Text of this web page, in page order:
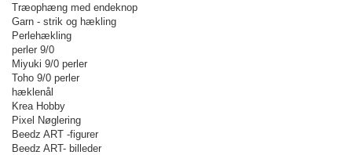
Træophæng med endeknop
Garn - strik og hækling
Perlehækling
perler 9/0
Miyuki 9/0 perler
Toho 9/0 perler
hæklenål
Krea Hobby
Pixel Nøglering
Beedz ART -figurer
Beedz ART- billeder